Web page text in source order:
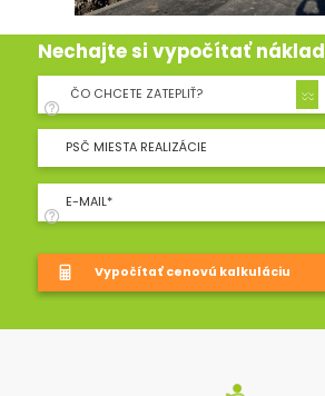
Nechajte si vypočítať
ČO CHCETE ZATEPLIŤ?
PSČ MIESTA REALIZÁCIE
E-MAIL*